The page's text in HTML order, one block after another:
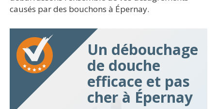
causés par des bouchons à Épernay.
Un débouchage
de douche
efficace et pas
cher à Épernay